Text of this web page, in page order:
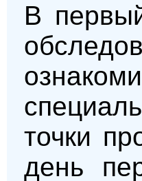
В
точки
день